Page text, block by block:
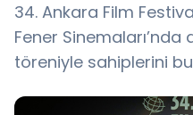
34. Ankara Film
Fener Sinemaları’nda
töreniyle sahiplerini